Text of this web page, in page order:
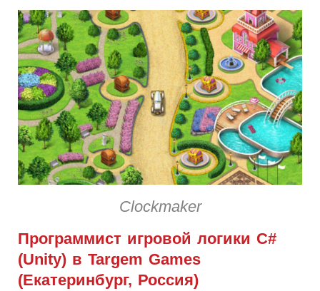
Clockmaker
Программист игровой логики C#
(Unity) в Targem Games
(Екатеринбург, Россия)